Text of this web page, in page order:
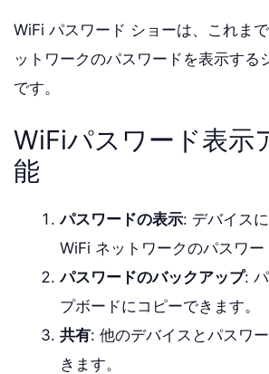
WiFi パスワード ショーは、これま
ットワークのパスワードを表示する
です。
WiFiパスワード表示
能
パスワードの表示: デバイス
WiFi ネットワークのパスワー
パスワードのバックアップ:
プボードにコピーできます。
共有: 他のデバイスとパスワ
きます。